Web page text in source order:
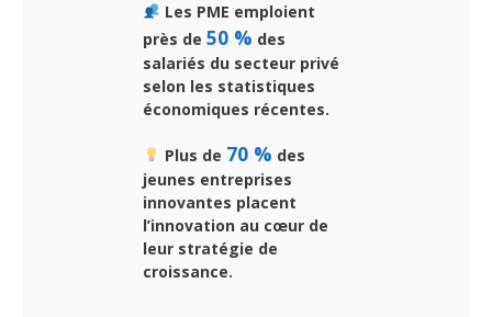
Les PME emploient
près de 50 % des
salariés du secteur privé
selon les statistiques
économiques récentes.
Plus de 70 % des
jeunes entreprises
innovantes placent
l’innovation au cœur de
leur stratégie de
croissance.